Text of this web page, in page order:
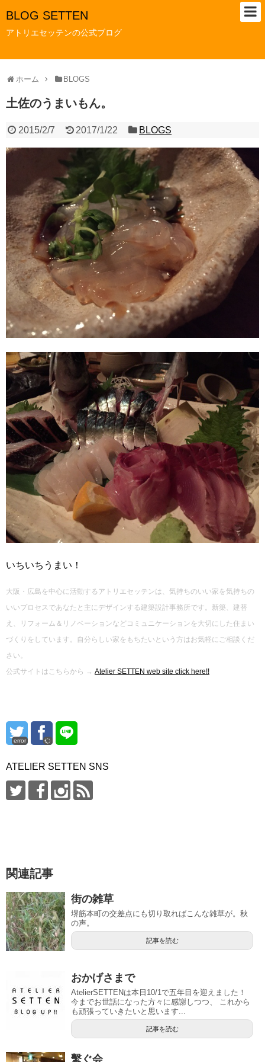
BLOG SETTEN
アトリエセッテンの公式ブログ
ホーム BLOGS
土佐のうまいもん。
2015/2/7 2017/1/22 BLOGS
いちいちうまい！
大阪・広島を中心に活動するアトリエセッテンは、気持ちのいい家を気持ちの
いいプロセスであなたと主にデザインする建築設計事務所です。新築、建替
え、リフォーム＆リノベーションなどコミュニケーションを大切にした住まい
づくりをしています。自分らしい家をもちたいという方はお気軽にご相談くだ
さい。
公式サイトはこちらから → Atelier SETTEN web site click here!!
error
ATELIER SETTEN SNS
関連記事
街の雑草
堺筋本町の交差点にも切り取ればこんな雑草が。秋
の声。
記事を読む
おかげさまで
AtelierSETTENは本日10/1で五年目を迎えました！
今までお世話になった方々に感謝しつつ、 これから
も頑張っていきたいと思います...
記事を読む
繫ぐ会